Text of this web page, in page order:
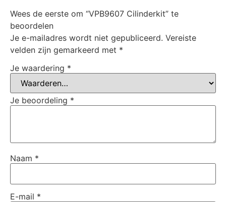
Wees de eerste om “VPB9607 Cilinderkit” te
beoordelen
Je e-mailadres wordt niet gepubliceerd. Vereiste
velden zijn gemarkeerd met *
Je waardering *
Je beoordeling *
Naam *
E-mail *